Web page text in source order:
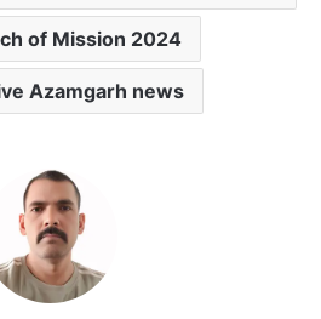
of Mission 2024
Azamgarh news